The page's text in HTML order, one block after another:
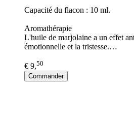
Capacité du flacon : 10 ml.
Aromathérapie
L'huile de marjolaine a un effet
émotionnelle et la tristesse.…
€ 9,50
Commander